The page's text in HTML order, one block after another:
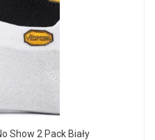
Show 2 Pack Biały